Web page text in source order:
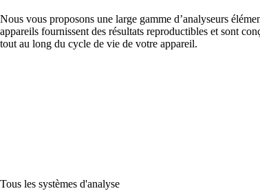
Nous vous proposons une large gamme d’analyseurs
appareils fournissent des résultats reproductibles et sont
tout au long du cycle de vie de votre appareil.
Tous les systèmes d'analyse